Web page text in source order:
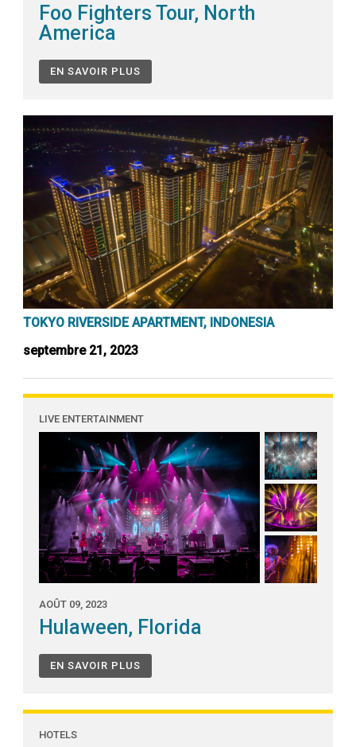
Foo Fighters Tour, North
America
EN SAVOIR PLUS
TOKYO RIVERSIDE APARTMENT, INDONESIA
septembre 21, 2023
LIVE ENTERTAINMENT
AOÛT 09, 2023
Hulaween, Florida
EN SAVOIR PLUS
HOTELS